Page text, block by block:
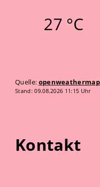
27 °C
Quelle:
Stand: 09.08.2026 11:15 Uhr
Kontakt